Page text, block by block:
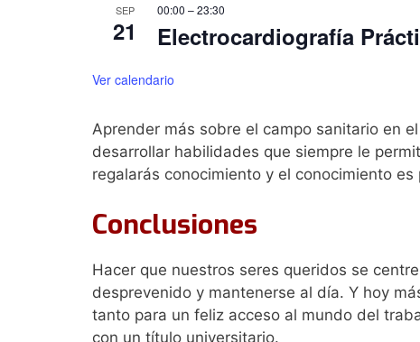
SEP
21
00:00 –23:30
Electrocardiografía
Ver calendario
Aprender más sobre el campo sanitario en
desarrollar habilidades que siempre le
regalarás conocimiento y el conocimiento es
Conclusiones
Hacer que nuestros seres queridos se
desprevenido y mantenerse al día. Y hoy
tanto para un feliz acceso al mundo del
con un título universitario.